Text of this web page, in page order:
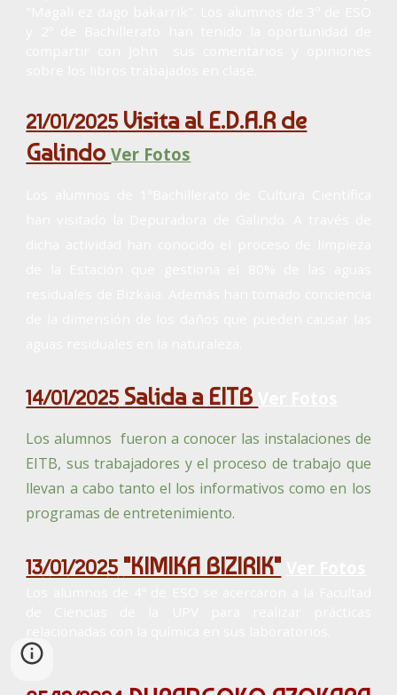
21/01/2025 Visita al E.D.A.R de
GalindoVer Fotos
14/01/2025 Salida a EITB
Los alumnos fueron a conocer las instalaciones de
EITB, sus trabajadores y el proceso de trabajo que
llevan a cabo tanto el los informativos como en los
programas de entretenimiento.
13/01/2025 "KIMIKA BIZIRIK"